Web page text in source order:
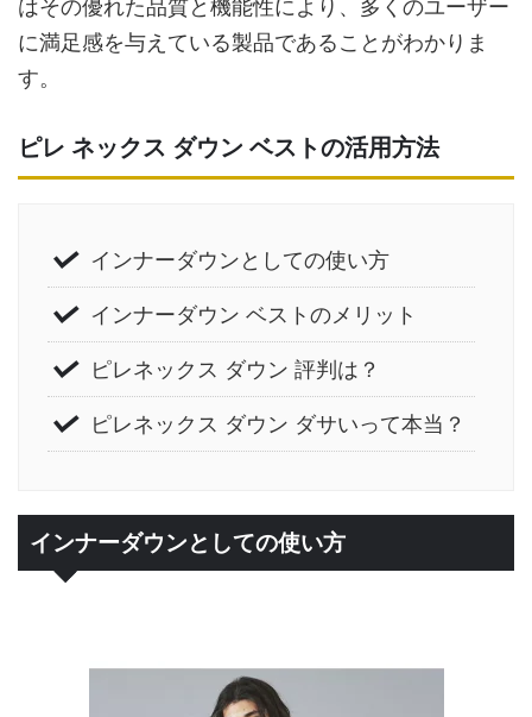
はその優れた品質と機能性により、多くのユーザー
に満足感を与えている製品であることがわかりま
す。
ピレ ネックス ダウン ベストの活用方法
インナーダウンとしての使い方
インナーダウン ベストのメリット
ピレネックス ダウン 評判は？
ピレネックス ダウン ダサいって本当？
インナーダウンとしての使い方